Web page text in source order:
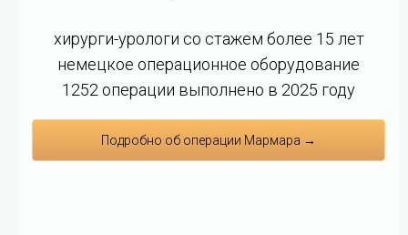
хирурги-урологи со стажем более 15 лет
немецкое операционное оборудование
1252 операции выполнено в 2025 году
Подробно об операции Мармара →